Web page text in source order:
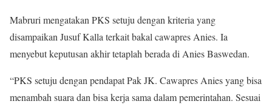
Mabruri mengatakan PKS setuju dengan kriteria yang
disampaikan Jusuf Kalla terkait bakal cawapres Anies. Ia
menyebut keputusan akhir tetaplah berada di Anies Baswedan.
“PKS setuju dengan pendapat Pak JK. Cawapres Anies yang bisa
menambah suara dan bisa kerja sama dalam pemerintahan. Sesuai